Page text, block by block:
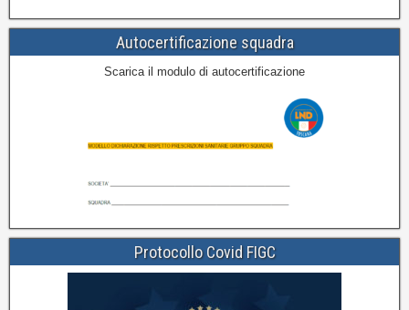
Autocertificazione squadra
Scarica il modulo di autocertificazione
Protocollo Covid FIGC